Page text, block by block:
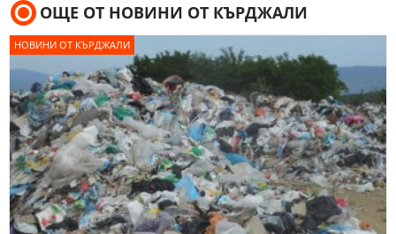
ОЩЕ ОТ НОВИНИ ОТ КЪРДЖАЛИ
НОВИНИ ОТ КЪРДЖАЛИ